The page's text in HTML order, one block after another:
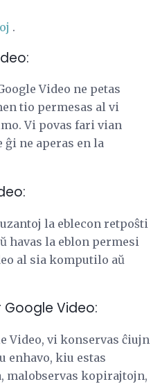
.
Video ne petas
tio permesas al vi
Vi povas fari vian
ne aperas en la
la eblecon retpoŝti
havas la eblon permesi
al sia komputilo aŭ
Google Video:
Video, vi konservas ĉiujn
enhavo, kiu estas
malobservas kopirajtojn,